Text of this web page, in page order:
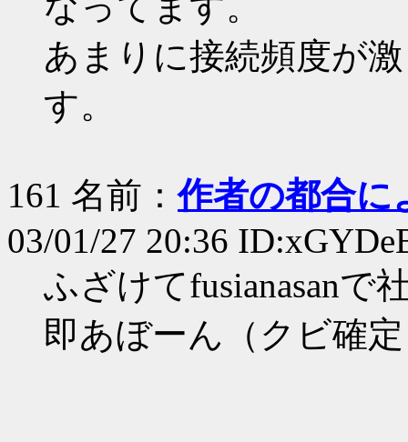
あまりに接続頻度が
す。
161 名前：作者の都合に
03/01/27 20:36
ふざけてfusianasanで
即あぼーん（クビ確